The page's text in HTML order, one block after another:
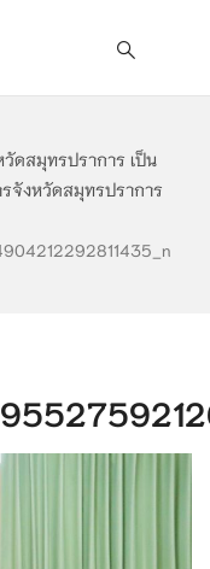
ดสมุทรปราการ เป็น
จังหวัดสมุทรปราการ